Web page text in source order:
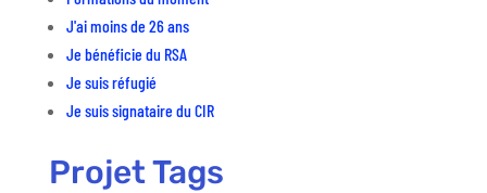
J'ai moins de 26 ans
Je bénéficie du RSA
Je suis réfugié
Je suis signataire du CIR
Projet Tags